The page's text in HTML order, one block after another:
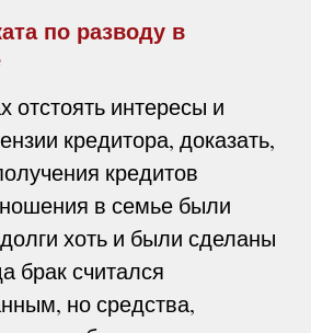
по разводу в
интересы и
кредитора, доказать,
кредитов
в семье были
хоть и были сделаны
брак считался
но средства,